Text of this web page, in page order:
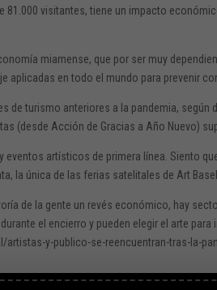
visitantes, tiene un impacto
miamense, que por ser muy
en todo el mundo para prevenir
de turismo anteriores a la pandemia, según
(desde Acción de Gracias a Año Nuevo)
eventos artísticos de primera línea. Siento
la única de las ferias satelitales de Art
de la gente un revés económico, hay
el encierro y pueden elegir el arte para
y-publico-se-reencuentran-tras-la-